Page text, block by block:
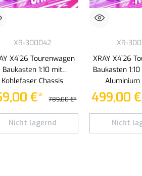
Wert ein oder benutze die Schaltflächen um die
XR-300042
X4`26 Tourenwagen
Baukasten 1:10 mit
Kohlefaser Chassis
€* 789,00 €*
Nicht lagernd
XR-
XRAY X4`26
Baukasten
Aluminium
499,00
Nicht